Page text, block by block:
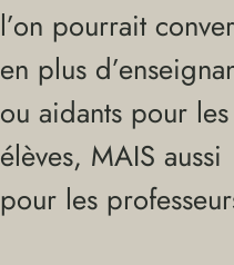
l’on pourrait
en plus
ou aidants pour les
élèves, MAIS aussi
pour les